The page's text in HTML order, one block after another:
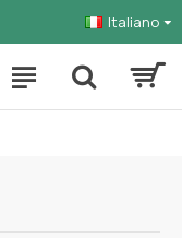
Italiano